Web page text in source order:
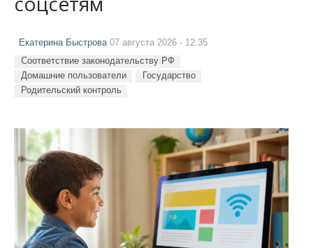
Екатерина Быстрова07 августа 2026 - 12:35
Соответствие законодательству РФ
Домашние пользователи
Государство
Родительский контроль